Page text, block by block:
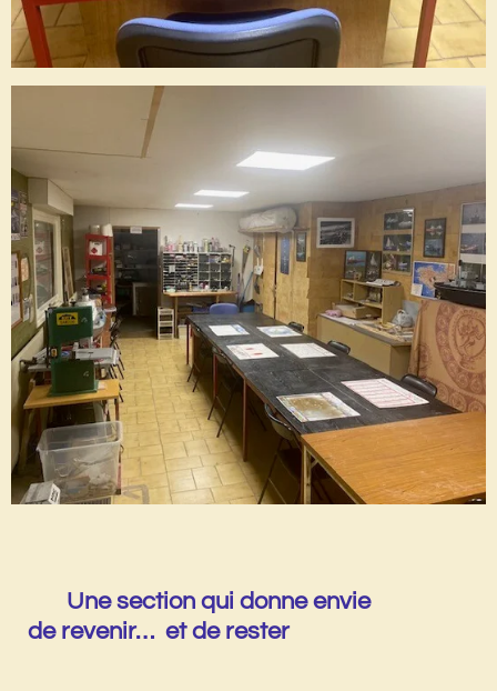
Une section qui donne envie
de revenir… et de rester